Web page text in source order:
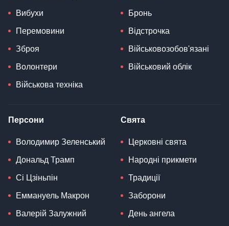
Вибухи
Перемовини
Зброя
Волонтери
Військова техніка
Бронь
Відстрочка
Військовозобов'язані
Військовий облік
Персони
Володимир Зеленський
Дональд Трамп
Сі Цзіньпін
Еммануель Макрон
Валерій Залужний
Свята
Церковні свята
Народні прикмети
Традиції
Заборони
День ангела